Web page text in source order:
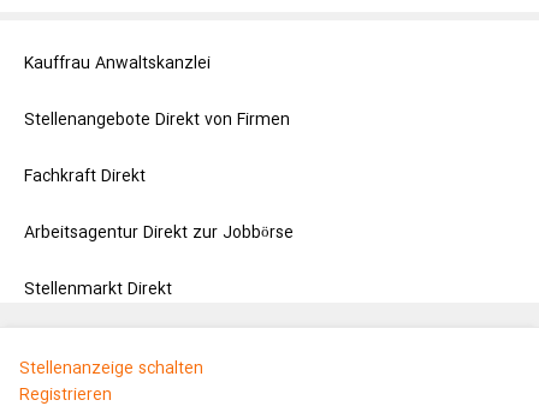
Kauffrau Anwaltskanzlei
Stellenangebote Direkt von Firmen
Fachkraft Direkt
Arbeitsagentur Direkt zur Jobbörse
Stellenmarkt Direkt
Stellenanzeige schalten
Registrieren